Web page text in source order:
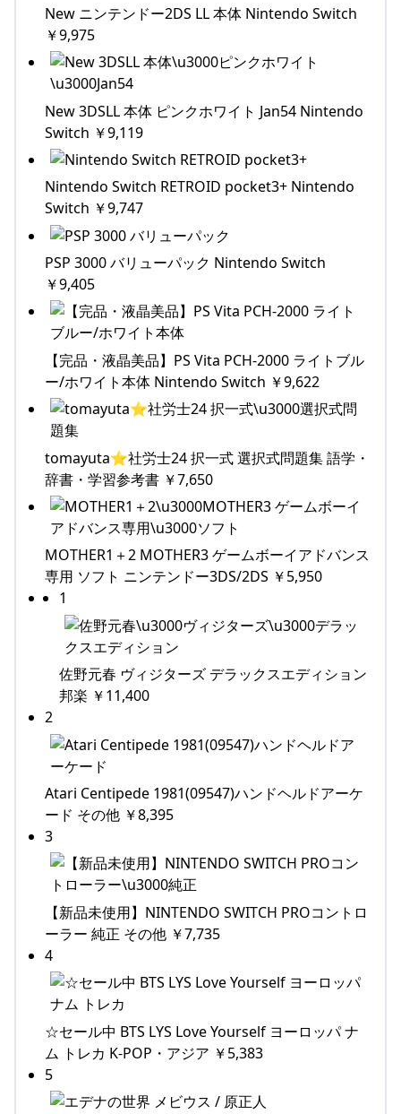
New ニンテンドー2DS LL 本体 Nintendo Switch
￥9,975
New 3DSLL 本体 ピンクホワイト Jan54 Nintendo
Switch ￥9,119
Nintendo Switch RETROID pocket3+ Nintendo
Switch ￥9,747
PSP 3000 バリューパック Nintendo Switch
￥9,405
【完品・液晶美品】PS Vita PCH-2000 ライトブル
ー/ホワイト本体 Nintendo Switch ￥9,622
tomayuta⭐︎社労士24 択一式 選択式問題集 語学・
辞書・学習参考書 ￥7,650
MOTHER1＋2 MOTHER3 ゲームボーイアドバンス
専用 ソフト ニンテンドー3DS/2DS ￥5,950
1
佐野元春 ヴィジターズ デラックスエディション
邦楽 ￥11,400
2
Atari Centipede 1981(09547)ハンドヘルドアーケ
ード その他 ￥8,395
3
【新品未使用】NINTENDO SWITCH PROコントロ
ーラー 純正 その他 ￥7,735
4
☆セール中 BTS LYS Love Yourself ヨーロッパ ナ
ム トレカ K-POP・アジア ￥5,383
5